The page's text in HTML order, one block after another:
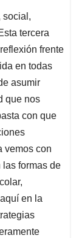
social,
tercera
frente
en todas
asumir
que nos
con que
vemos con
formas de
en la